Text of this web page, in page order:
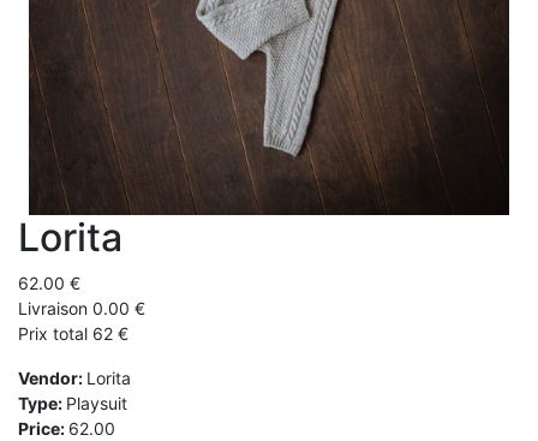
Lorita
62.00 €
Livraison 0.00 €
Prix total 62 €
Vendor: Lorita
Type: Playsuit
Price: 62.00